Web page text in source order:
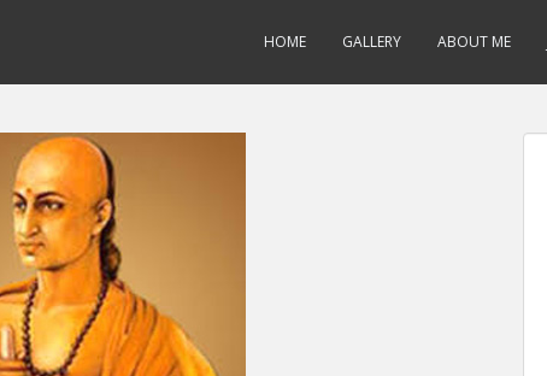
HOME GALLERY ABOUT ME